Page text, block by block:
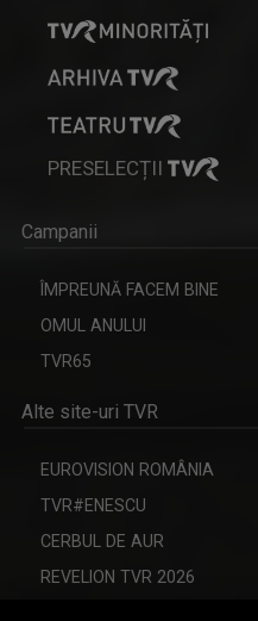
PRESELECȚII
Campanii
ÎMPREUNĂ FACEM BINE
OMUL ANULUI
TVR65
Alte site-uri TVR
EUROVISION ROMÂNIA
TVR#ENESCU
CERBUL DE AUR
REVELION TVR 2026